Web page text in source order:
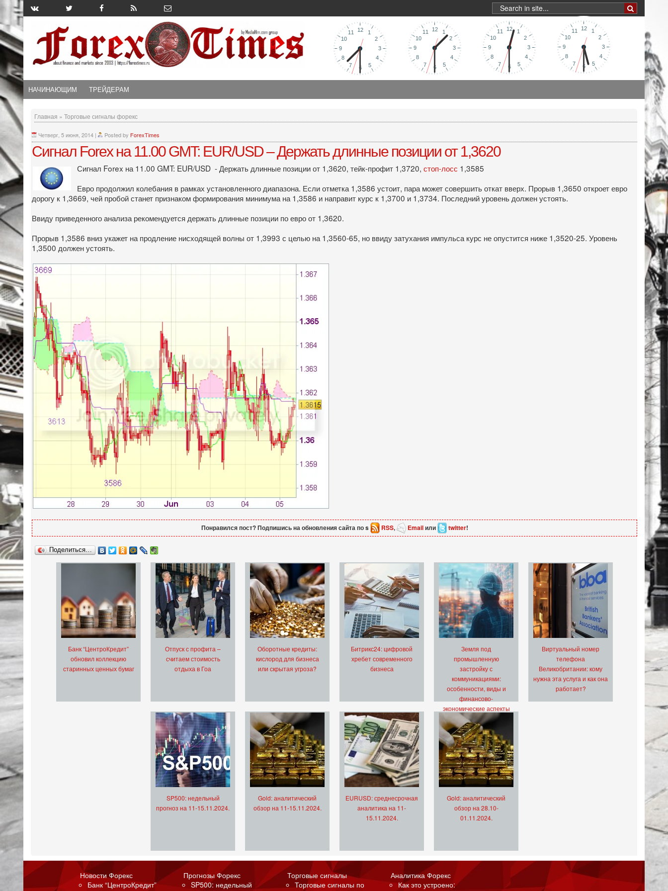
НАЧИНАЮЩИМ ТРЕЙДЕРАМ
Главная » Торговые сигналы форекс
Четверг, 5 июня, 2014 | Posted by ForexTimes
Сигнал Forex на 11.00 GMT: EUR/USD – Держать длинные позиции от 1,3620
Сигнал Forex на 11.00 GMT: EUR/USD - Держать длинные позиции от 1,3620, тейк-профит 1,3720, стоп-лосс 1,3585
Евро продолжил колебания в рамках установленного диапазона. Если отметка 1,3586 устоит, пара может совершить откат вверх. Прорыв 1,3650 откроет евро
дорогу к 1,3669, чей пробой станет признаком формирования минимума на 1,3586 и направит курс к 1,3700 и 1,3734. Последний уровень должен устоять.
Ввиду приведенного анализа рекомендуется держать длинные позиции по евро от 1,3620.
Прорыв 1,3586 вниз укажет на продление нисходящей волны от 1,3993 с целью на 1,3560-65, но ввиду затухания импульса курс не опустится ниже 1,3520-25. Уровень
1,3500 должен устоять.
Понравился пост? Подпишись на обновления сайта по s RSS, Emailили twitter!
Поделиться…
Банк “ЦентроКредит”
обновил коллекцию
старинных ценных бумаг
Отпуск с профита –
считаем стоимость
отдыха в Гоа
Оборотные кредиты:
кислород для бизнеса
или скрытая угроза?
Битрикс24: цифровой
хребет современного
бизнеса
Земля под
промышленную
застройку с
коммуникациями:
особенности, виды и
финансово-
экономические аспекты
Виртуальный номер
телефона
Великобритании: кому
нужна эта услуга и как она
работает?
SP500: недельный
прогноз на 11-15.11.2024.
Gold: аналитический
обзор на 11-15.11.2024.
EURUSD: среднесрочная
аналитика на 11-
15.11.2024.
Gold: аналитический
обзор на 28.10-
01.11.2024.
Новости Форекс
Банк “ЦентроКредит”
Прогнозы Форекс
SP500: недельный
Торговые сигналы
Торговые сигналы по
Аналитика Форекс
Как это устроено: